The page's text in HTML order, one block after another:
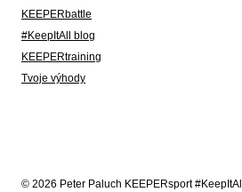
KEEPERbattle
#KeepItAll blog
KEEPERtraining
Tvoje výhody
© 2026 Peter Paluch KEEPERsport